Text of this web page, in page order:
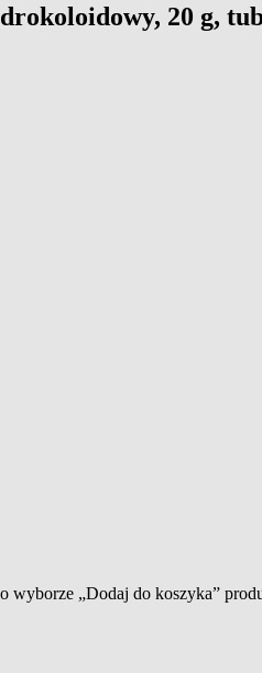
20 g,
wyborze „Dodaj do koszyka”